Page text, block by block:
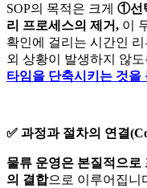
SOP의 목적은 크게 ①선
리 프로세스의 제거, 이
확인에 걸리는 시간인 리
외 상황이 발생하지 않
타임을 단축시키는 것을
✅ 과정과 절차의 연결
물류 운영은 본질적으로
의 결합으로 이루어집니